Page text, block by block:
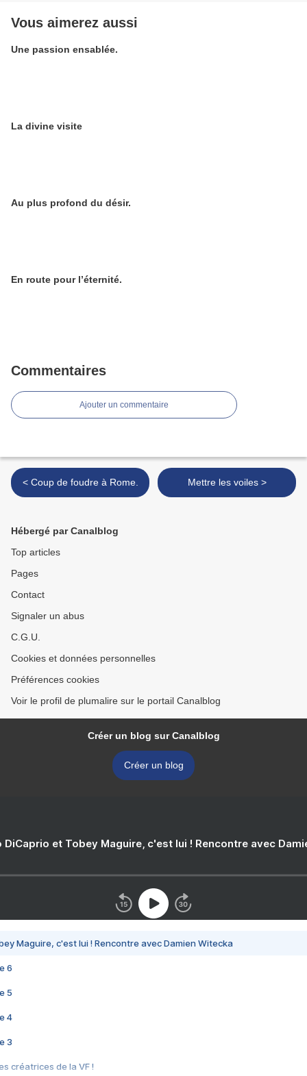
Vous aimerez aussi
Une passion ensablée.
La divine visite
Au plus profond du désir.
En route pour l’éternité.
Commentaires
Ajouter un commentaire
< Coup de foudre à Rome. Mettre les voiles >
Hébergé par Canalblog
Top articles
Pages
Contact
Signaler un abus
C.G.U.
Cookies et données personnelles
Préférences cookies
Voir le profil de plumalire sur le portail Canalblog
Créer un blog sur Canalblog
Créer un blog
DiCaprio et Tobey Maguire, c'est lui ! Rencontre avec
Maguire, c'est lui ! Rencontre avec Damien Witecka
6
5
4
3
créatrices de la VF !